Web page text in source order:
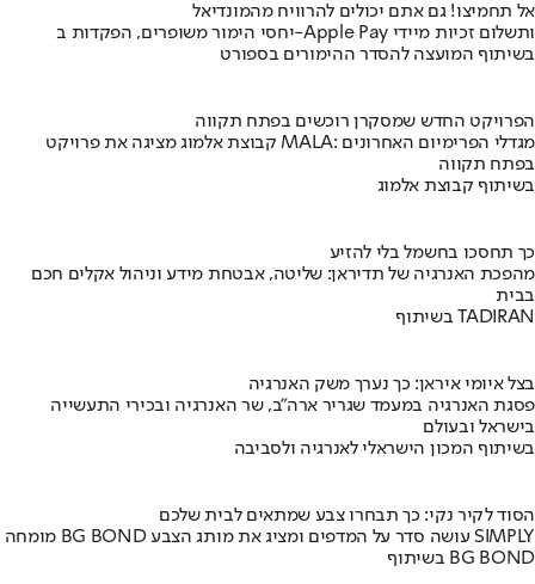
אל תחמיצו! גם אתם יכולים להרוויח מהמונדיאל
יחסי הימור משופרים, הפקדות ב-Apple Pay ותשלום זכיות מיידי
בשיתוף המועצה להסדר ההימורים בספורט
הפרויקט החדש שמסקרן רוכשים בפתח תקווה
קבוצת אלמוג מציגה את פרויקט MALA: מגדלי הפרימיום האחרונים
בפתח תקווה
בשיתוף קבוצת אלמוג
כך תחסכו בחשמל בלי להזיע
מהפכת האנרגיה של תדיראן: שליטה, אבטחת מידע וניהול אקלים חכם
בבית
בשיתוף TADIRAN
בצל איומי איראן: כך נערך משק האנרגיה
פסגת האנרגיה במעמד שגריר ארה"ב, שר האנרגיה ובכירי התעשייה
בישראל ובעולם
בשיתוף המכון הישראלי לאנרגיה ולסביבה
הסוד לקיר נקי: כך תבחרו צבע שמתאים לבית שלכם
מומחה BG BOND עושה סדר על המדפים ומציג את מותג הצבע SIMPLY
בשיתוף BG BOND